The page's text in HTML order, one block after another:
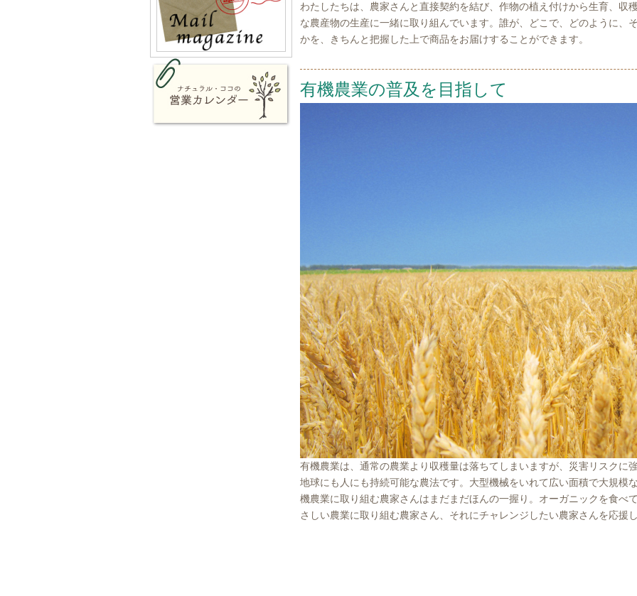
わたしたちは、農家さんと直接契約を結び、作物の植え付けから生育、収
な農産物の生産に一緒に取り組んでいます。誰が、どこで、どのように、
かを、きちんと把握した上で商品をお届けすることができます。
有機農業の普及を目指して
有機農業は、通常の農業より収穫量は落ちてしまいますが、災害リスクに
地球にも人にも持続可能な農法です。大型機械をいれて広い面積で大規模
機農業に取り組む農家さんはまだまだほんの一握り。オーガニックを食べ
さしい農業に取り組む農家さん、それにチャレンジしたい農家さんを応援